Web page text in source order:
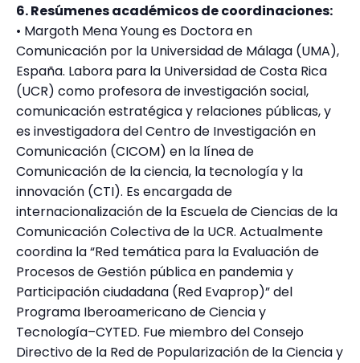
6. Resúmenes académicos de coordinaciones:
• Margoth Mena Young es Doctora en
Comunicación por la Universidad de Málaga (UMA),
España. Labora para la Universidad de Costa Rica
(UCR) como profesora de investigación social,
comunicación estratégica y relaciones públicas, y
es investigadora del Centro de Investigación en
Comunicación (CICOM) en la línea de
Comunicación de la ciencia, la tecnología y la
innovación (CTI). Es encargada de
internacionalización de la Escuela de Ciencias de la
Comunicación Colectiva de la UCR. Actualmente
coordina la “Red temática para la Evaluación de
Procesos de Gestión pública en pandemia y
Participación ciudadana (Red Evaprop)” del
Programa Iberoamericano de Ciencia y
Tecnología–CYTED. Fue miembro del Consejo
Directivo de la Red de Popularización de la Ciencia y